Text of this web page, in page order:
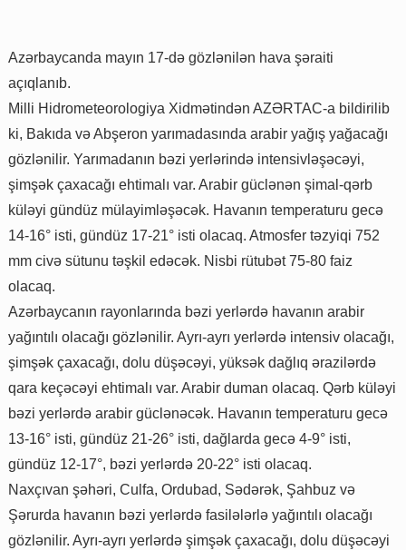
Azərbaycanda mayın 17-də gözlənilən hava şəraiti
açıqlanıb.
Milli Hidrometeorologiya Xidmətindən AZƏRTAC-a bildirilib
ki, Bakıda və Abşeron yarımadasında arabir yağış yağacağı
gözlənilir. Yarımadanın bəzi yerlərində intensivləşəcəyi,
şimşək çaxacağı ehtimalı var. Arabir güclənən şimal-qərb
küləyi gündüz mülayimləşəcək. Havanın temperaturu gecə
14-16° isti, gündüz 17-21° isti olacaq. Atmosfer təzyiqi 752
mm civə sütunu təşkil edəcək. Nisbi rütubət 75-80 faiz
olacaq.
Azərbaycanın rayonlarında bəzi yerlərdə havanın arabir
yağıntılı olacağı gözlənilir. Ayrı-ayrı yerlərdə intensiv olacağı,
şimşək çaxacağı, dolu düşəcəyi, yüksək dağlıq ərazilərdə
qara keçəcəyi ehtimalı var. Arabir duman olacaq. Qərb küləyi
bəzi yerlərdə arabir güclənəcək. Havanın temperaturu gecə
13-16° isti, gündüz 21-26° isti, dağlarda gecə 4-9° isti,
gündüz 12-17°, bəzi yerlərdə 20-22° isti olacaq.
Naxçıvan şəhəri, Culfa, Ordubad, Sədərək, Şahbuz və
Şərurda havanın bəzi yerlərdə fasilələrlə yağıntılı olacağı
gözlənilir. Ayrı-ayrı yerlərdə şimşək çaxacağı, dolu düşəcəyi